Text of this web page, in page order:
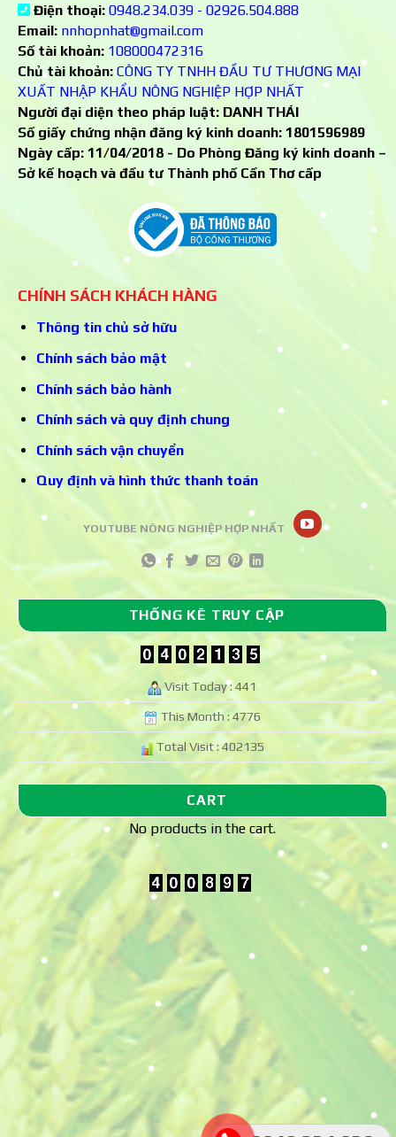
Điện thoại: 0948.234.039 - 02926.504.888
Email: nnhopnhat@gmail.com
Số tài khoản: 108000472316
Chủ tài khoản: CÔNG TY TNHH ĐẦU TƯ THƯƠNG MẠI
XUẤT NHẬP KHẨU NÔNG NGHIỆP HỢP NHẤT
Người đại diện theo pháp luật: DANH THÁI
Số giấy chứng nhận đăng ký kinh doanh: 1801596989
Ngày cấp: 11/04/2018 - Do Phòng Đăng ký kinh doanh –
Sở kế hoạch và đầu tư Thành phố Cần Thơ cấp
CHÍNH SÁCH KHÁCH HÀNG
Thông tin chủ sở hữu
Chính sách bảo mật
Chính sách bảo hành
Chính sách và quy định chung
Chính sách vận chuyển
Quy định và hình thức thanh toán
YOUTUBE NÔNG NGHIỆP HỢP NHẤT
THỐNG KÊ TRUY CẬP
Visit Today : 441
This Month : 4776
Total Visit : 402135
CART
No products in the cart.